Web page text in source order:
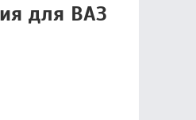
для ВАЗ